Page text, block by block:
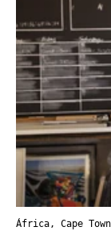
África, Cape Town